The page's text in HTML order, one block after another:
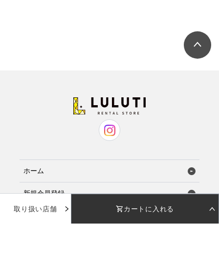
ホーム
新規会員登録
取り扱い店舗 カートに入れる
STEP 01
STEP 02